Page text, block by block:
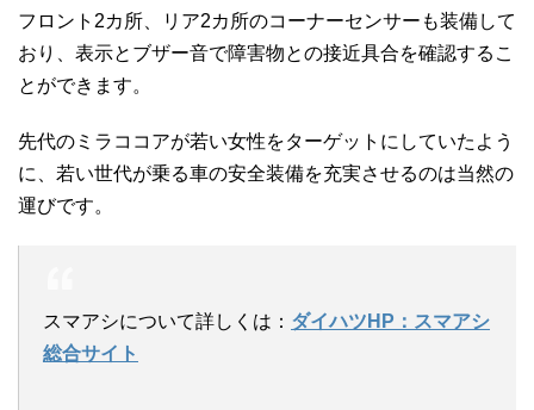
フロント2カ所、リア2カ所のコーナーセンサーも装備して
おり、表示とブザー音で障害物との接近具合を確認するこ
とができます。
先代のミラココアが若い女性をターゲットにしていたよう
に、若い世代が乗る車の安全装備を充実させるのは当然の
運びです。
スマアシについて詳しくは： ダイハツHP：スマアシ
総合サイト